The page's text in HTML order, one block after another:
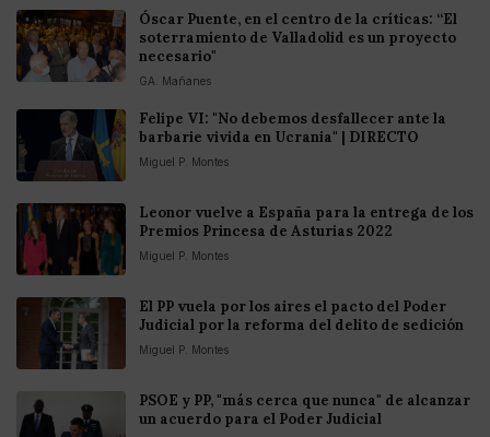
Óscar Puente, en el centro de la críticas: “El
soterramiento de Valladolid es un proyecto
necesario"
GA. Mañanes
Felipe VI: "No debemos desfallecer ante la
barbarie vivida en Ucrania" | DIRECTO
Miguel P. Montes
Leonor vuelve a España para la entrega de los
Premios Princesa de Asturias 2022
Miguel P. Montes
El PP vuela por los aires el pacto del Poder
Judicial por la reforma del delito de sedición
Miguel P. Montes
PSOE y PP, "más cerca que nunca" de alcanzar
un acuerdo para el Poder Judicial